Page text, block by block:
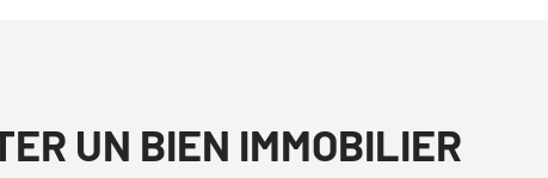
UN BIEN IMMOBILIER